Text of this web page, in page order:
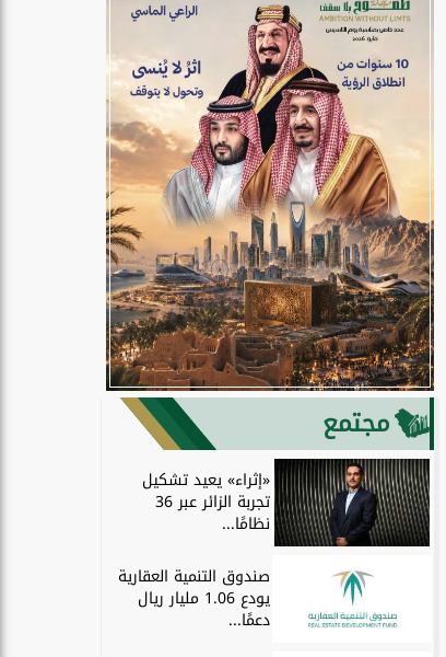
مجتمع
«إثراء» يعيد تشكيل
تجربة الزائر عبر 36
نظامًا...
صندوق التنمية العقارية
يودع 1.06 مليار ريال
دعمًا...